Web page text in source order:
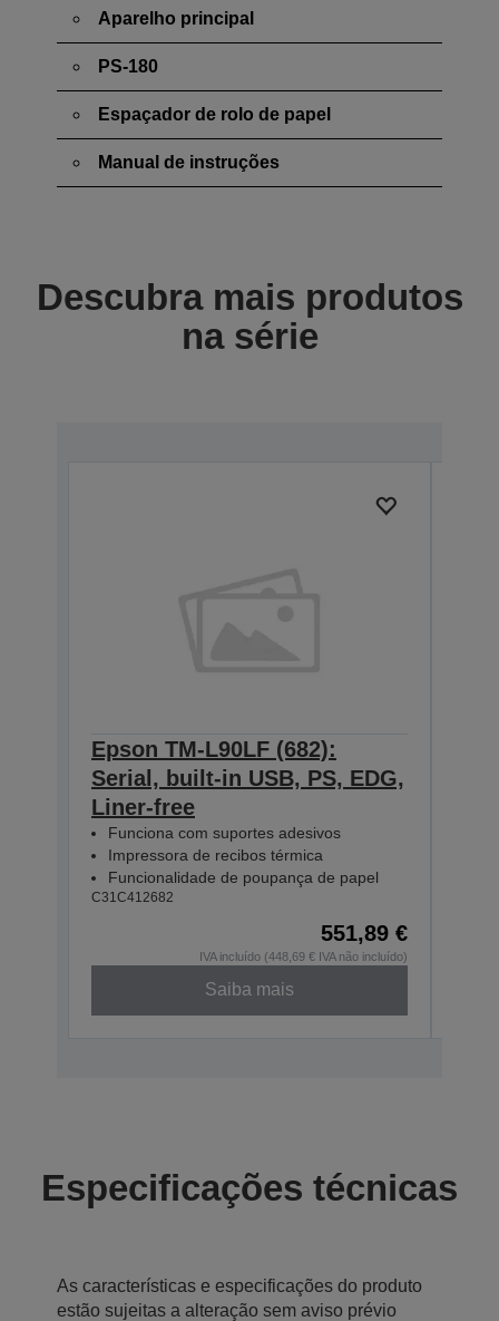
Aparelho principal
PS-180
Espaçador de rolo de papel
Manual de instruções
Descubra mais produtos
na série
Epson TM-L90LF (682):
Serial, built-in USB, PS, EDG,
Liner-free
Funciona com suportes adesivos
Impressora de recibos térmica
Funcionalidade de poupança de papel
C31C412682
551,89 €
IVA incluído (448,69 € IVA não incluído)
Saiba mais
Especificações técnicas
As características e especificações do produto
estão sujeitas a alteração sem aviso prévio